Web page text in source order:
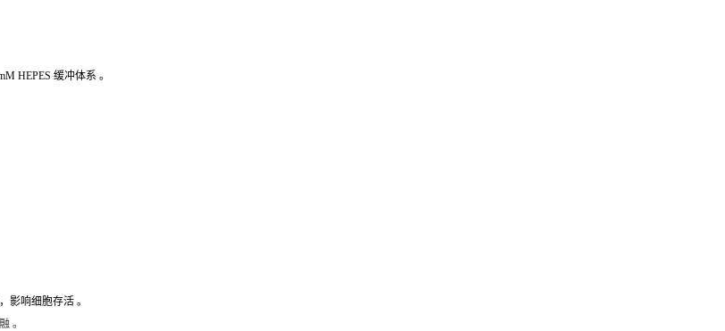
HEPES 缓冲体系 。
影响细胞存活 。
。